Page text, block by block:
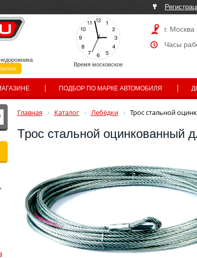
Время московское
г. Москва
Часы
ПОДБОР ПО МАРКЕ АВТОМОБИЛЯ
Главная Каталог Лебёдки Трос стальной
Трос стальной оцинкованный